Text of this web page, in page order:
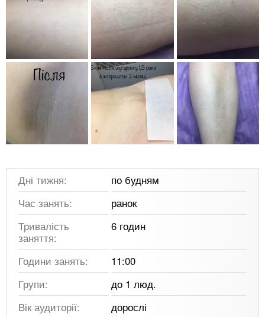
Дні тижня:
по будням
Час занять:
ранок
Тривалість
заняття:
6 годин
Години занять:
11:00
Групи:
до 1 люд.
Вік аудиторії:
дорослі